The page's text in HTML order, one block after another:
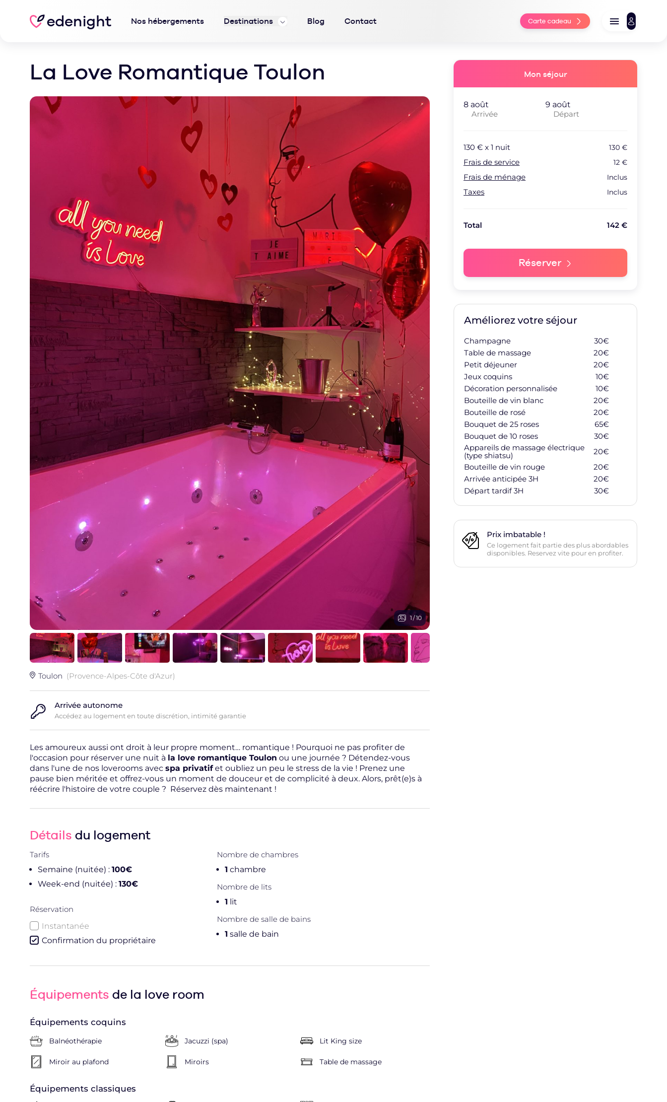
edenight Nos hébergements Destinations Blog Contact Carte cadeau
1 /10
La Love Romantique Toulon
Toulon (Provence-Alpes-Côte d'Azur)
Arrivée autonome
Accédez au logement en toute discrétion, intimité garantie
Équipements de la love room
Équipements coquins
Balnéothérapie Jacuzzi (spa) Lit King size
Miroir au plafond Miroirs Table de massage
Équipements classiques
Les amoureux aussi ont droit à leur propre moment… romantique ! Pourquoi ne pas profiter de
l'occasion pour réserver une nuit à la love romantique Toulon ou une journée ? Détendez-vous
dans l'une de nos loverooms avec spa privatifet oubliez un peu le stress de la vie ! Prenez une
pause bien méritée et offrez-vous un moment de douceur et de complicité à deux. Alors, prêt(e)s à
réécrire l'histoire de votre couple ? Réservez dès maintenant !
Détails du logement
Tarifs
Semaine (nuitée) : 100€
Week-end (nuitée) : 130€
Réservation
Instantanée
Confirmation du propriétaire
Nombre de chambres
1 chambre
Nombre de lits
1 lit
Nombre de salle de bains
1 salle de bain
Mon séjour
Arrivée Départ
130 € x 1 nuit 130 €
Frais de service 12 €
Frais de ménage Inclus
Taxes Inclus
Total 142 €
Réserver
Améliorez votre séjour
Champagne 30€
Table de massage
20€
Petit déjeuner
20€
Jeux coquins
10€
Décoration personnalisée
10€
Bouteille de vin blanc
20€
Bouteille de rosé
20€
Bouquet de 25 roses
65€
Bouquet de 10 roses
30€
Appareils de massage électrique
(type shiatsu)
20€
Bouteille de vin rouge
20€
Arrivée anticipée 3H
20€
Départ tardif 3H
30€
Prix imbatable !
Ce logement fait partie des plus abordables
disponibles. Reservez vite pour en profiter.